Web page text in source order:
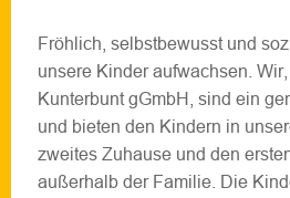
Fröhlich, selbstbewusst und
unsere Kinder aufwachsen.
Kunterbunt gGmbH, sind ein
und bieten den Kindern in
zweites Zuhause und den
außerhalb der Familie. Die